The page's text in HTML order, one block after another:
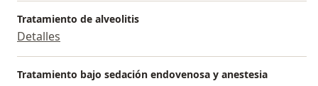
Tratamiento de alveolitis
Detalles
Tratamiento bajo sedación endovenosa y anestesia